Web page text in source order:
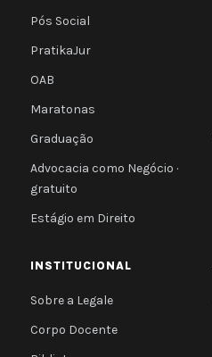
Pós Social
PratikaJur
OAB
Maratonas
Graduação
Advocacia como Negócio ·
gratuito
Estágio em Direito
INSTITUCIONAL
Sobre a Legale
Corpo Docente